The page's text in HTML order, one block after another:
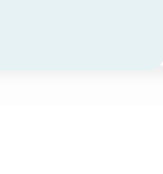
tous les filtres